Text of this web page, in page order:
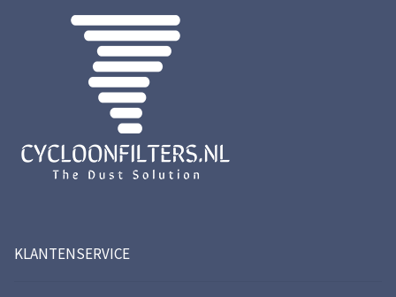
KLANTENSERVICE